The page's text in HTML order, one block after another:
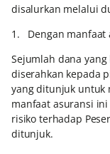
disalurkan melalui
1. Dengan manfaat
Sejumlah dana
diserahkan kepada
yang ditunjuk untuk
manfaat asuransi
risiko terhadap
ditunjuk.